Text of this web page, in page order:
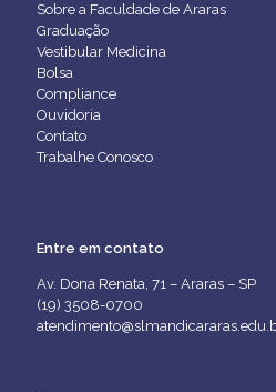
Sobre a Faculdade de Araras
Graduação
Vestibular Medicina
Bolsa
Compliance
Ouvidoria
Contato
Trabalhe Conosco
Entre em contato
Av. Dona Renata, 71 – Araras – SP
(19) 3508-0700